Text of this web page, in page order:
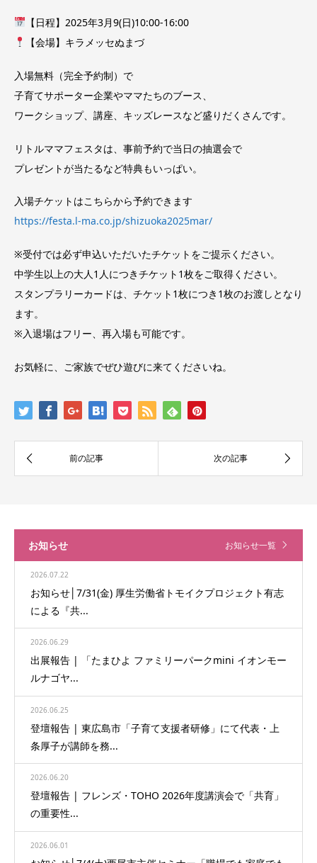
【日程】2025年3月9(日)10:00-16:00
【会場】キラメッセぬまづ
入場無料（完全予約制）で
子育てサポーター企業やママたちのブース、
ワークショップ、講座、キッズレースなど盛りだくさんです。
リトルママフェスタは、事前予約で当日の抽選会で
プレゼントが当たるなど特典もいっぱい。
入場チケットはこちらから予約できます
https://festa.l-ma.co.jp/shizuoka2025mar/
※受付では必ず申込いただいたチケットをご提示ください。
中学生以上の大人1人につきチケット1枚をご取得ください。
スタンプラリーカードは、チケット1枚につき1枚のお渡しとなり
ます。
※入退場はフリー、再入場も可能です。
お気軽に、ご家族でぜひ遊びに来てくださいね。
お知らせ お知らせ一覧
2026.07.22
お知らせ│7/31(金) 厚生労働省トモイクプロジェクト有志
による『共...
2026.06.29
出展報告 | 「たまひよ ファミリーパークmini イオンモー
ルナゴヤ...
2026.06.25
登壇報告 | 東広島市「子育て支援者研修」にて代表・上
条厚子が講師を務...
2026.06.20
登壇報告 | フレンズ・TOHO 2026年度講演会で「共育」
の重要性...
2026.06.01